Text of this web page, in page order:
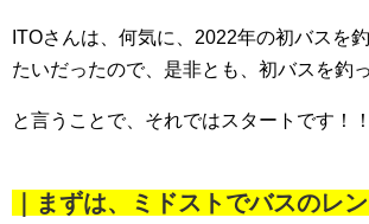
ITOさんは、何気に、2022年の初バスを
たいだったので、是非とも、初バスを釣
と言うことで、それではスタートです！！
｜まずは、ミドストでバスのレ